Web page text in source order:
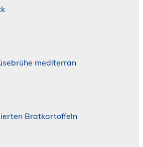
mediterran
Bratkartoffeln